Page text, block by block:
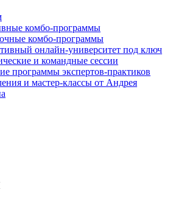
комбо-программы
комбо-программы
онлайн-университет под ключ
и командные сессии
программы экспертов-практиков
и мастер-классы от Андрея